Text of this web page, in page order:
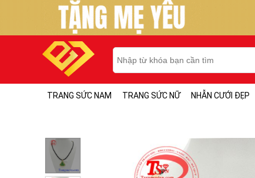
TRANG SỨC NAM TRANG SỨC NỮ NHẪN CƯỚI ĐẸP